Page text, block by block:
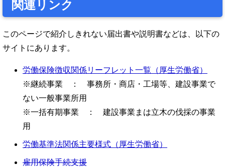
関連リンク
このページで紹介しきれない届出書や説明書などは、以下の
サイトにあります。
労働保険徴収関係リーフレット一覧（厚生労働省）
※継続事業 ： 事務所・商店・工場等、建設事業で
ない一般事業所用
※一括有期事業 ： 建設事業まは立木の伐採の事業
用
労働基準法関係主要様式（厚生労働省）
雇用保険手続支援